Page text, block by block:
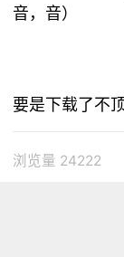
音，音）
要是下载了不
浏览量 24222